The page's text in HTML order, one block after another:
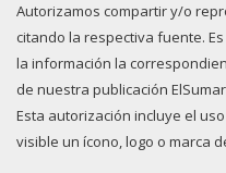
Autorizamos compartir y/o
citando la respectiva fuente.
la información la
de nuestra publicación
Esta autorización incluye el
visible un ícono, logo o marca